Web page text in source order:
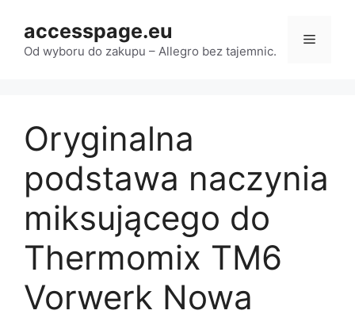
treści
accesspage.eu
Od wyboru do zakupu – Allegro bez tajemnic.
Menu
Oryginalna
podstawa naczynia
miksującego do
Thermomix TM6
Vorwerk Nowa